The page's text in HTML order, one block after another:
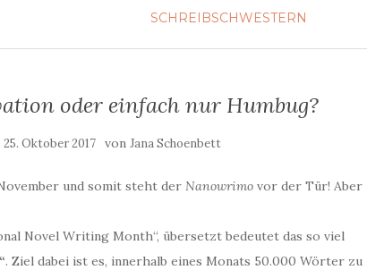
SCHREIBSCHWESTERN
oder einfach nur Humbug?
25. Oktober 2017 von Jana Schoenbett
und somit steht der Nanowrimo vor der Tür! Aber
Novel Writing Month“, übersetzt bedeutet das so viel
. Ziel dabei ist es, innerhalb eines Monats 50.000 Wörter zu